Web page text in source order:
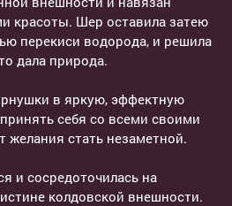
красоты. Шер оставила затею
перекиси водорода, и решила
дала природа.
в яркую, эффектную
себя со всеми своими
желания стать незаметной.
и сосредоточилась на
колдовской внешности.